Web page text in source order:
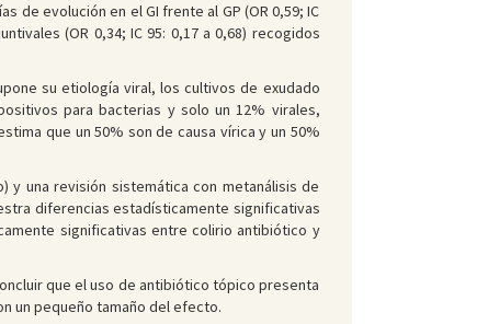
evolución en el GI frente al GP (OR 0,59; IC
(OR 0,34; IC 95: 0,17 a 0,68) recogidos
su etiología viral, los cultivos de exudado
para bacterias y solo un 12% virales,
que un 50% son de causa vírica y un 50%
una revisión sistemática con metanálisis de
diferencias estadísticamente significativas
significativas entre colirio antibiótico y
que el uso de antibiótico tópico presenta
un pequeño tamaño del efecto.